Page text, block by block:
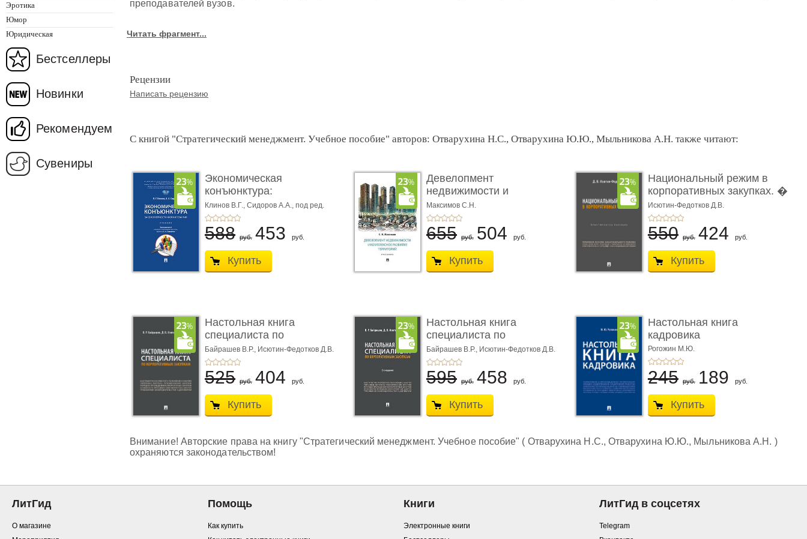
Эротика
Юмор
Юридическая
Бестселлеры
Новинки
Рекомендуем
Сувениры
преподавателей вузов.
Читать фрагмент...
Рецензии
Написать рецензию
С книгой "Стратегический менеджмент. Учебное пособие" авторов: Отварухина Н.С., Отварухина Ю.Ю., Мыльникова А.Н. также читают:
Экономическая
конъюнктура:
закономерности фо� ...
Клинов В.Г., Сидоров А.А., под ред.
Сидорова А.А.
588 руб. 453 руб.
Купить
Девелопмент
недвижимости и
комплексное разви� ...
Максимов С.Н.
655 руб. 504 руб.
Купить
Национальный режим в
корпоративных закупках. �
...
Исютин-Федотков Д.В.
550 руб. 424 руб.
Купить
Настольная книга
специалиста по
корпоративны� ...
Байрашев В.Р., Исютин-Федотков Д.В.
525 руб. 404 руб.
Купить
Настольная книга
специалиста по
корпоративны� ...
Байрашев В.Р., Исютин-Федотков Д.В.
595 руб. 458 руб.
Купить
Настольная книга
кадровика
Рогожин М.Ю.
245 руб. 189 руб.
Купить
Внимание! Авторские права на книгу "Стратегический менеджмент. Учебное пособие" ( Отварухина Н.С., Отварухина Ю.Ю., Мыльникова А.Н. )
охраняются законодательством!
ЛитГид
О магазине
Помощь
Как купить
Книги
Электронные книги
ЛитГид в соцсетях
Telegram